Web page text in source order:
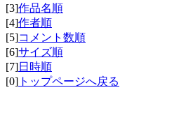
[3]作品名順
[4]作者順
[5]コメント数順
[6]サイズ順
[7]日時順
[0] トップページへ戻る